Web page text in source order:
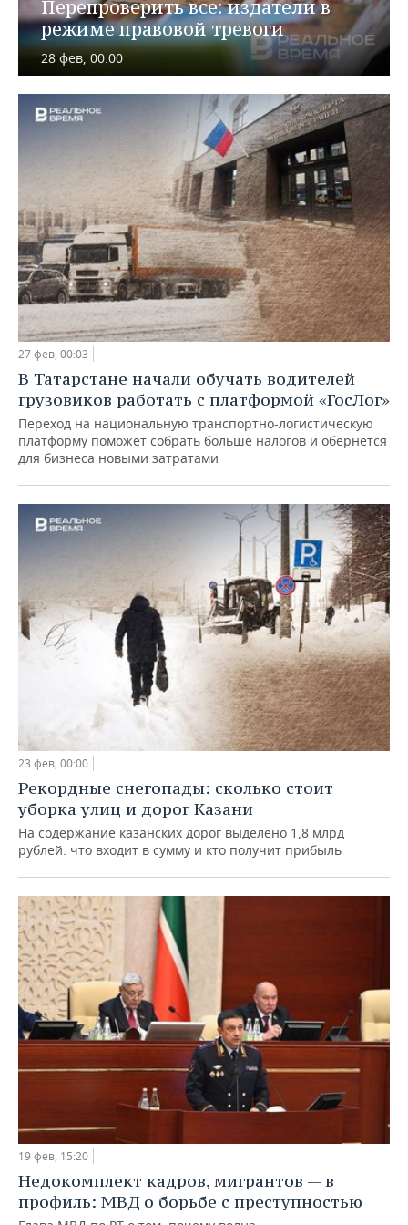
ХОККЕЙ С МЯЧОМ
ПРОИСШЕСТВИЯ
Перепроверить все: издатели в
режиме правовой тревоги
28 фев, 00:00
27 фев, 00:03
В Татарстане начали обучать водителей
грузовиков работать с платформой «ГосЛог»
Переход на национальную транспортно-логистическую
платформу поможет собрать больше налогов и обернется
для бизнеса новыми затратами
23 фев, 00:00
Рекордные снегопады: сколько стоит
уборка улиц и дорог Казани
На содержание казанских дорог выделено 1,8 млрд
рублей: что входит в сумму и кто получит прибыль
19 фев, 15:20
Недокомплект кадров, мигрантов — в
профиль: МВД о борьбе с преступностью